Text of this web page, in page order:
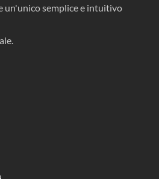
un'unico semplice e intuitivo